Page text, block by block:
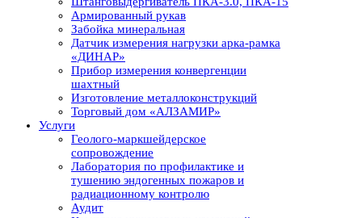
Армированный рукав
Забойка минеральная
Датчик измерения нагрузки арка-рамка
«ДИНАР»
Прибор измерения конвергенции
шахтный
Изготовление металлоконструкций
Торговый дом «АЛЗАМИР»
Услуги
Геолого-маркшейдерское
сопровождение
Лаборатория по профилактике и
тушению эндогенных пожаров и
радиационному контролю
Аудит